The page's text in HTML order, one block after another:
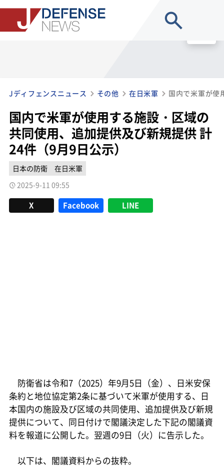
Jディフェンスニュース その他 在日米軍
国内で米軍が使用する施設・区域の
共同使用、追加提供及び新規提供 計
24件（9月9日公示）
日本の防衛
在日米軍
2025-9-11 09:55
X Facebook LINE
防衛省は令和7（2025）年9月5日（金）、日米安保
条約と地位協定第2条に基づいて米軍が使用する、日
本国内の施設及び区域の共同使用、追加提供及び新規
提供について、同日付けで閣議決定した下記の閣議資
料を報道に公開した。翌週の9日（火）に告示した。
以下は、閣議資料からの抜粋。